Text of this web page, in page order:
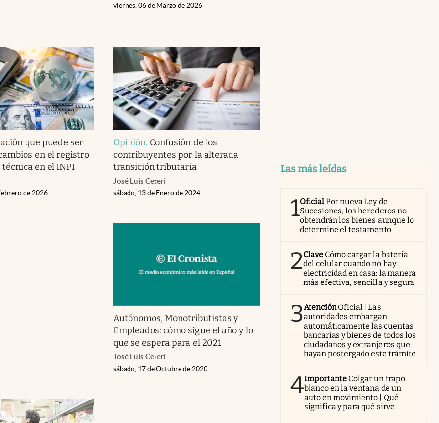
viernes, 06 de Marzo de 2026
que puede ser
en el registro
en el INPI
de 2026
Opinión. Confusión de los
contribuyentes por la alterada
transición tributaria
José Luis Ceteri
sábado, 13 de Enero de 2024
Autónomos, Monotributistas y
Empleados: cómo sigue el año y lo
que se espera para el 2021
José Luis Ceteri
sábado, 17 de Octubre de 2020
Las más leídas
1OficialPor nueva Ley de
Sucesiones, los herederos no
obtendrán los bienes aunque lo
determine el testamento
2Clave Cómo cargar la batería
del celular cuando no hay
electricidad en casa: la manera
más efectiva, sencilla y segura
3AtenciónOficial | Las
autoridades embargan
automáticamente las cuentas
bancarias y bienes de todos los
ciudadanos y extranjeros que
hayan postergado este trámite
4Importante Colgar un trapo
blanco en la ventana de un
auto en movimiento | Qué
significa y para qué sirve